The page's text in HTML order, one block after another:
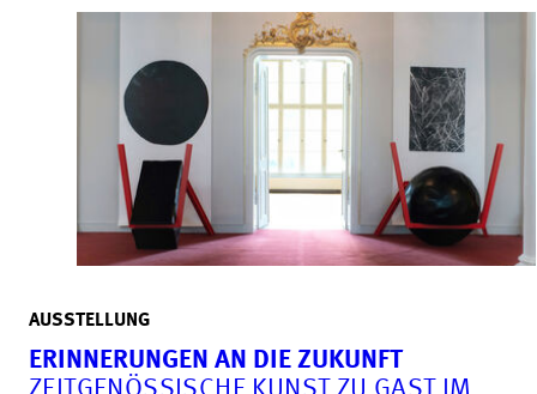
AUSSTELLUNG
ERINNERUNGEN AN DIE ZUKUNFT